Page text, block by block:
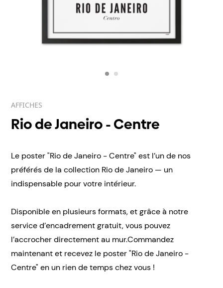
AFFICHES
Rio de Janeiro - Centre
Le poster "Rio de Janeiro - Centre" est l’un de nos
préférés de la collection Rio de Janeiro — un
indispensable pour votre intérieur.
Disponible en plusieurs formats, et grâce à notre
service d’encadrement gratuit, vous pouvez
l’accrocher directement au mur.Commandez
maintenant et recevez le poster "Rio de Janeiro -
Centre" en un rien de temps chez vous !